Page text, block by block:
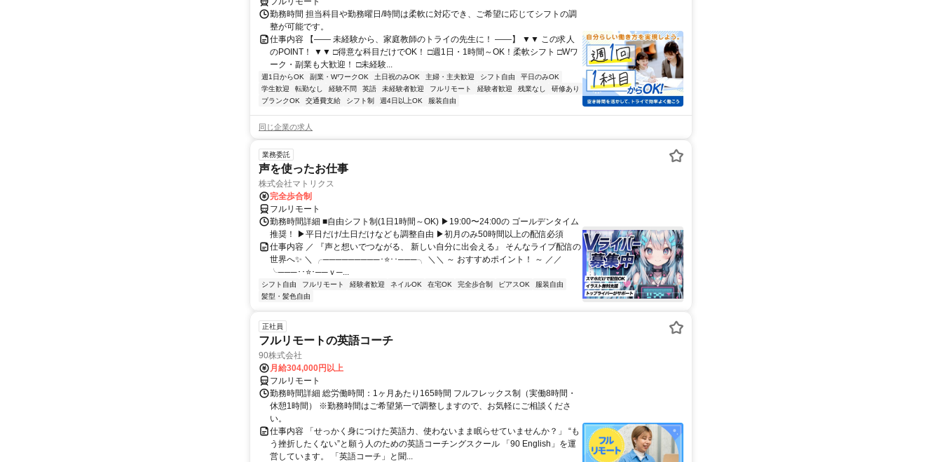
勤務時間 担当科目や勤務曜日/時間は柔軟に対応でき、ご希望に応じてシフトの調
整が可能です。
仕事内容 【―― 未経験から、家庭教師のトライの先生に！ ――】 ▼▼ この求人
のPOINT！ ▼▼ □得意な科目だけでOK！ □週1日・1時間～OK！柔軟シフト □Wワ
ーク・副業も大歓迎！ □未経験...
週1日からOK 副業・WワークOK 土日祝のみOK 主婦・主夫歓迎 シフト自由
平日のみOK
学生歓迎
転勤なし 経験不問 英語 未経験者歓迎 フルリモート 経験者歓迎 残業なし
研修あり
ブランクOK
交通費支給 シフト制 週4日以上OK 服装自由
同じ企業の求人
業務委託
声を使ったお仕事
株式会社マトリクス
完全歩合制
フルリモート
勤務時間詳細 ■自由シフト制(1日1時間～OK) ▶19:00〜24:00の ゴールデンタイム
推奨！ ▶平日だけ/土日だけなども調整自由 ▶初月のみ50時間以上の配信必須
仕事内容 ／ 『声と想いでつながる、 新しい自分に出会える』 そんなライブ配信の
世界へ✨ ＼ ╭─────────･⭐･･───╮ ＼＼ ～ おすすめポイント！ ～ ／／
╰───･･⭐･──ｖ─...
シフト自由 フルリモート 経験者歓迎 ネイルOK 在宅OK 完全歩合制 ピアスOK
服装自由
髪型・髪色自由
正社員
フルリモートの英語コーチ
90株式会社
月給304,000円以上
フルリモート
勤務時間詳細 総労働時間：1ヶ月あたり165時間 フルフレックス制（実働8時間・
休憩1時間） ※勤務時間はご希望第一で調整しますので、お気軽にご相談くださ
い。
仕事内容 「せっかく身につけた英語力、使わないまま眠らせていませんか？」 “も
う挫折したくない”と願う人のための英語コーチングスクール 「90 English」を運
営しています。 「英語コーチ」と聞...